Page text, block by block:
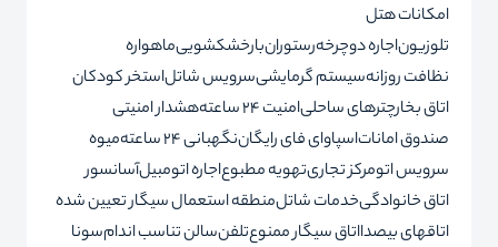
امکانات هتل
تلوزیوناجاره دوچرخهرستورانبارخشکشوییماهواره
نظافت روزانهسیستم گرمایشیسرویس شاتلاستخر کودکان
اتاق بخارچترهای ساحلیامنیت 24 ساعته
هشدار امنیتی
صندوق اماناتاسپاوای فای رایگاننگهبانی 24 ساعته
میوه
سرویس اتومرکز تجاریتهویه مطبوعاجاره اتومبیلآسانسور
اتاق خانوادگیخدمات شاتلمنطقه استعمال سیگار تعیین شده
اتاقهای بیصدااتاق سیگار ممنوعتلفنسالن تناسب اندامسونا